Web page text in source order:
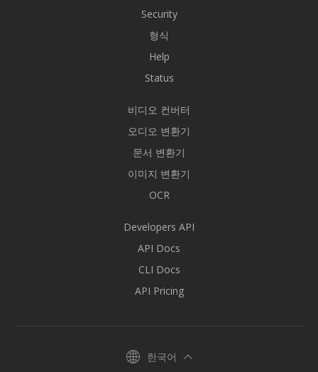
Security
형식
Help
Status
비디오 컨버터
오디오 변환기
문서 변환기
이미지 변환기
OCR
Developers API
API Docs
CLI Docs
API Pricing
한국어